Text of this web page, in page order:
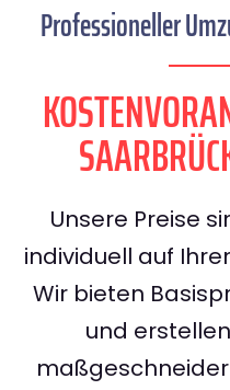
Professioneller
Unsere Preise
individuell auf
Wir bieten
und